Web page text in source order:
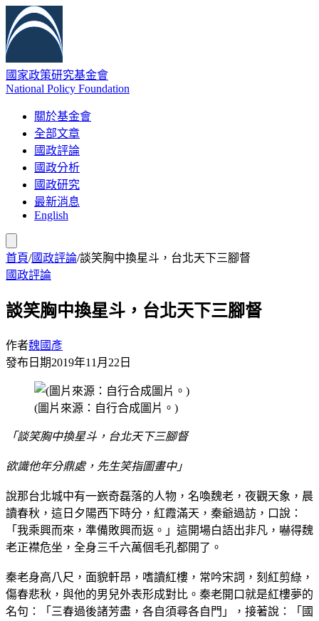
國家政策研究基金會
National Policy Foundation
關於基金會
全部文章
國政評論
國政分析
國政研究
最新消息
English
首頁/國政評論/談笑胸中換星斗，台北天下三腳督
國政評論
談笑胸中換星斗，台北天下三腳督
作者魏國彥
發布日期2019年11月22日
(圖片來源：自行合成圖片。)
「談笑胸中換星斗，台北天下三腳督
欲識他年分鼎處，先生笑指圖畫中」
說那台北城中有一嶔奇磊落的人物，名喚魏老，夜觀天象，晨
讀春秋，這日夕陽西下時分，紅霞滿天，秦爺過訪，口說：
「我乘興而來，準備敗興而返。」這開場白語出非凡，嚇得魏
老正襟危坐，全身三千六萬個毛孔都開了。
秦老身高八尺，面貌軒昂，嗜讀紅樓，常吟宋詞，刻紅剪綠，
傷春悲秋，與他的男兒外表形成對比。秦老開口就是紅樓夢的
名句：「三春過後諸芳盡，各自須尋各自門」，接著說：「國